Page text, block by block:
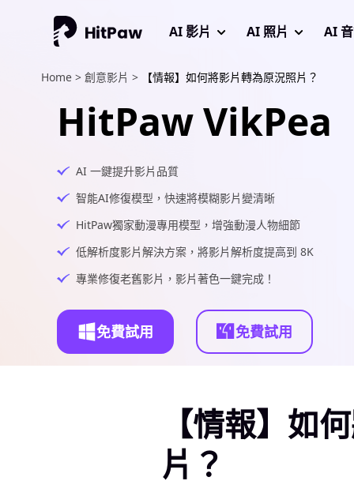
AI 影片 AI 照片 AI
Home > 創意影片 > 【情報】如何將影片轉為原況照片？
HitPaw VikPea
AI 一鍵提升影片品質
智能AI修復模型，快速將模糊影片變清晰
HitPaw獨家動漫專用模型，增強動漫人物細節
低解析度影片解決方案，將影片解析度提高到 8K
專業修復老舊影片，影片著色一鍵完成！
免費試用 免費試用
【情報】如
片？